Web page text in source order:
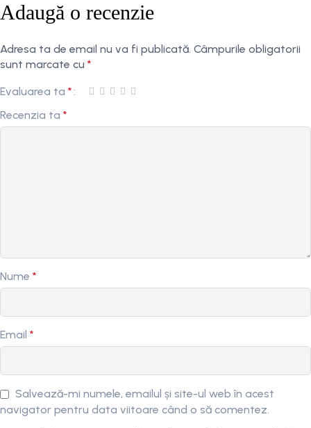
Adaugă o recenzie
Adresa ta de email nu va fi publicată. Câmpurile obligatorii
sunt marcate cu *
Evaluarea ta *
Recenzia ta *
Nume *
Email *
Salvează-mi numele, emailul și site-ul web în acest
navigator pentru data viitoare când o să comentez.